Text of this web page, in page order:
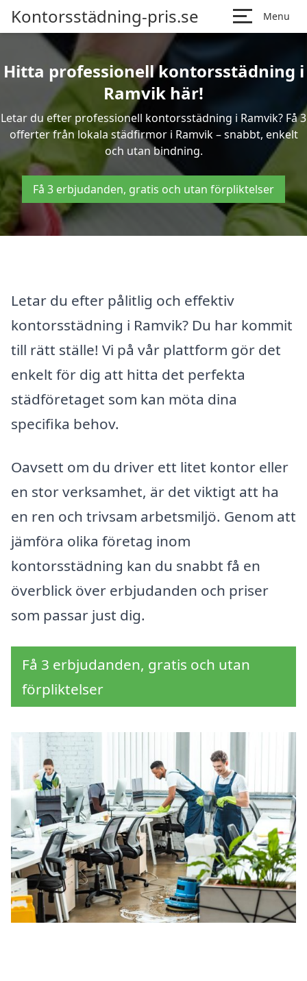
Kontorsstädning-pris.se Menu
Hitta professionell kontorsstädning i
Ramvik här!
Letar du efter professionell kontorsstädning i Ramvik? Få 3
offerter från lokala städfirmor i Ramvik – snabbt, enkelt
och utan bindning.
Få 3 erbjudanden, gratis och utan förpliktelser
Letar du efter pålitlig och effektiv
kontorsstädning i Ramvik? Du har kommit
till rätt ställe! Vi på vår plattform gör det
enkelt för dig att hitta det perfekta
städföretaget som kan möta dina
specifika behov.
Oavsett om du driver ett litet kontor eller
en stor verksamhet, är det viktigt att ha
en ren och trivsam arbetsmiljö. Genom att
jämföra olika företag inom
kontorsstädning kan du snabbt få en
överblick över erbjudanden och priser
som passar just dig.
Få 3 erbjudanden, gratis och utan
förpliktelser